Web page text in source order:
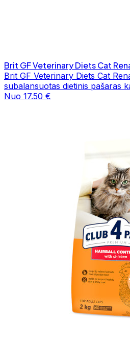
Brit GF Veterinary Diets Cat
Brit GF Veterinary Diets Cat
subalansuotas dietinis pašaras
Nuo 17.50 €